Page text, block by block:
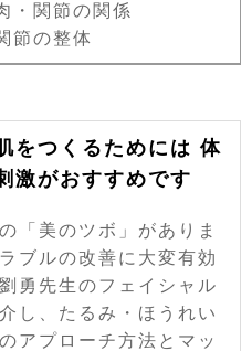
・関節の関係
節の整体
をつくるためには 体
激がおすすめです
「美のツボ」がありま
ブルの改善に大変有効
勇先生のフェイシャル
し、たるみ・ほうれい
アプローチ方法とマッ